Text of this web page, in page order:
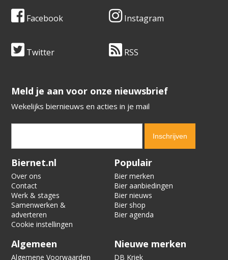
Facebook Instagram
Twitter RSS
​​​​​​​Meld je aan voor onze nieuwsbrief
Wekelijks biernieuws en acties in je mail
Verification code:
Biernet.nl
Over ons
Contact
Werk & stages
Samenwerken &
adverteren
Cookie instellingen
Populair
Bier merken
Bier aanbiedingen
Bier nieuws
Bier shop
Bier agenda
Algemeen
Algemene Voorwaarden
Nieuwe merken
DB Kriek